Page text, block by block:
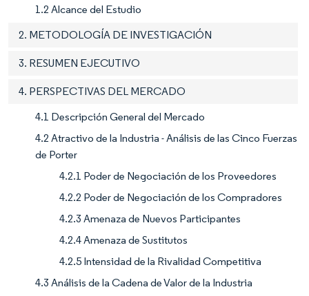
1.2 Alcance del Estudio
2. METODOLOGÍA DE INVESTIGACIÓN
3. RESUMEN EJECUTIVO
4. PERSPECTIVAS DEL MERCADO
4.1 Descripción General del Mercado
4.2 Atractivo de la Industria - Análisis de las Cinco Fuerzas
de Porter
4.2.1 Poder de Negociación de los Proveedores
4.2.2 Poder de Negociación de los Compradores
4.2.3 Amenaza de Nuevos Participantes
4.2.4 Amenaza de Sustitutos
4.2.5 Intensidad de la Rivalidad Competitiva
4.3 Análisis de la Cadena de Valor de la Industria